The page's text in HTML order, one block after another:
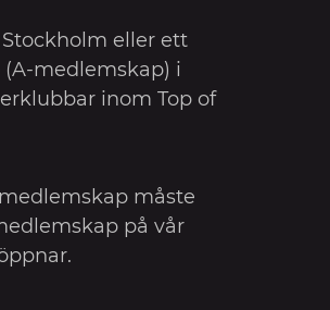
eller ett
medlemskap) i
inom Top of
måste
på vår